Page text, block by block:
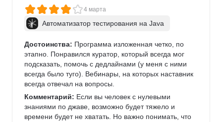
4 марта
Автоматизатор тестирования на Java
Достоинства: Программа изложенная четко, по
этапно. Понравился куратор, который всегда мог
подсказать, помочь с дедлайнами (у меня с ними
всегда было туго). Вебинары, на которых наставник
всегда отвечал на вопросы.
Комментарий: Если вы человек с нулевыми
знаниями по джаве, возможно будет тяжело и
времени будет не хватать. Но важно понимать, что